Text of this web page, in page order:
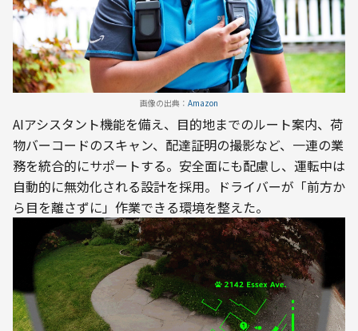
画像の出典： Amazon
AIアシスタント機能を備え、目的地までのルート案内、荷
物バーコードのスキャン、配達証明の撮影など、一連の業
務を統合的にサポートする。安全面にも配慮し、運転中は
自動的に無効化される設計を採用。ドライバーが「前方か
ら目を離さずに」作業できる環境を整えた。